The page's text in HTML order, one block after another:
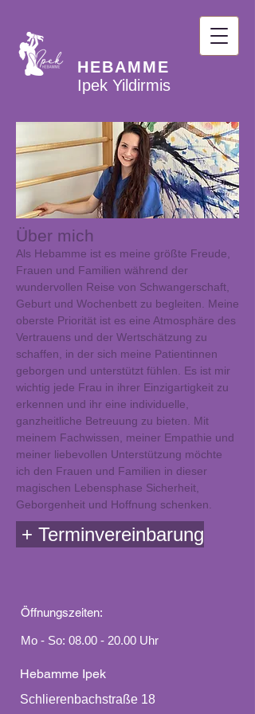
HEBAMME
Ipek Yildirmis
Über mich
Als Hebamme ist es meine größte Freude,
Frauen und Familien während der
wundervollen Reise von Schwangerschaft,
Geburt und Wochenbett zu begleiten. Meine
oberste Priorität ist es eine Atmosphäre des
Vertrauens und der Wertschätzung zu
schaffen, in der sich meine Patientinnen
geborgen und unterstützt fühlen. Es ist mir
wichtig jede Frau in ihrer Einzigartigkeit zu
erkennen und ihr eine individuelle,
ganzheitliche Betreuung zu bieten. Mit
meinem Fachwissen, meiner Empathie und
meiner liebevollen Unterstützung möchte
ich den Frauen und Familien in dieser
magischen Lebensphase Sicherheit,
Geborgenheit und Hoffnung schenken.
+ Terminvereinbarung
Hebamme Ipek
Schlierenbachstraße 18
Öffnungszeiten:
Mo - So: 08.00 - 20.00 Uhr